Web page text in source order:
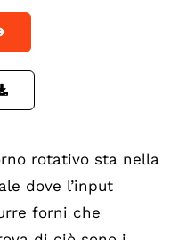
rotativo sta nella
dove l’input
forni che